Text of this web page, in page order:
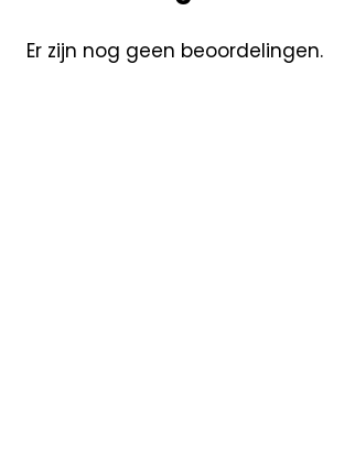
Er zijn nog geen beoordelingen.